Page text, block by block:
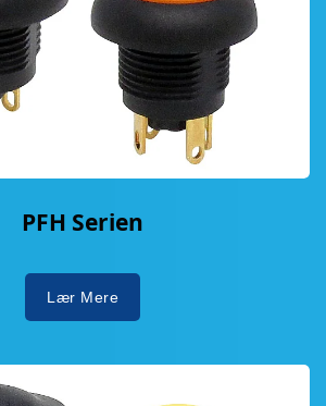
PFH Serien
Lær Mere